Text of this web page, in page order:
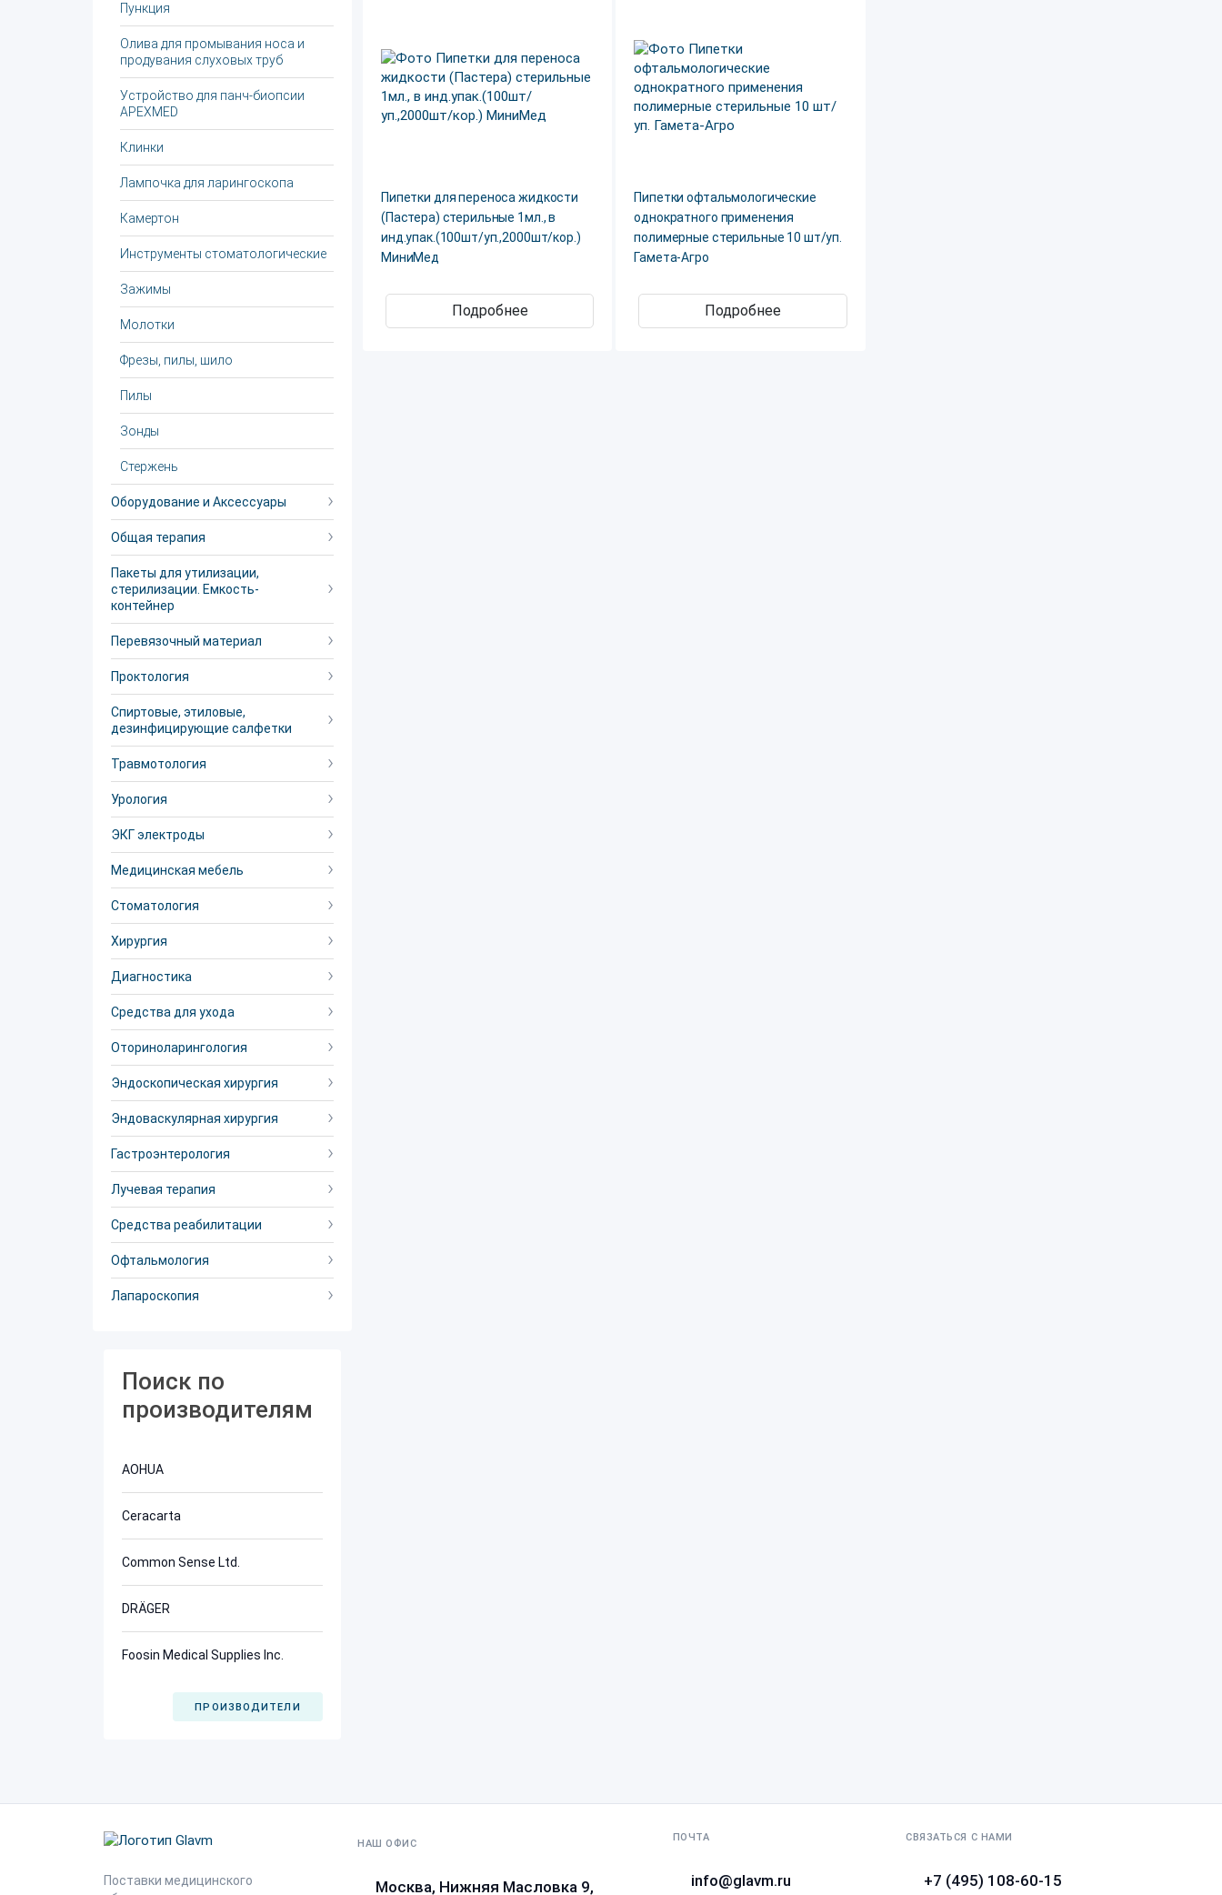
Пункция
Олива для промывания носа и
продувания слуховых труб
Устройство для панч-биопсии
APEXMED
Клинки
Лампочка для ларингоскопа
Камертон
Инструменты стоматологические
Зажимы
Молотки
Фрезы, пилы, шило
Пилы
Зонды
Стержень
Оборудование и Аксессуары
Общая терапия
Пакеты для утилизации,
стерилизации. Емкость-
контейнер
Перевязочный материал
Проктология
Спиртовые, этиловые,
дезинфицирующие салфетки
Травмотология
Урология
ЭКГ электроды
Медицинская мебель
Стоматология
Хирургия
Диагностика
Средства для ухода
Оториноларингология
Эндоскопическая хирургия
Эндоваскулярная хирургия
Гастроэнтерология
Лучевая терапия
Средства реабилитации
Офтальмология
Лапароскопия
Поиск по
производителям
AOHUA
Ceracarta
Common Sense Ltd.
DRÄGER
Foosin Medical Supplies Inc.
ПРОИЗВОДИТЕЛИ
Пипетки для переноса жидкости
(Пастера) стерильные 1мл., в
инд.упак.(100шт/уп.,2000шт/кор.)
МиниМед
Подробнее
Пипетки офтальмологические
однократного применения
полимерные стерильные 10 шт/уп.
Гамета-Агро
Подробнее
Поставки медицинского
НАШ ОФИС
Москва, Нижняя Масловка 9,
ПОЧТА
info@glavm.ru
СВЯЗАТЬСЯ С НАМИ
+7 (495) 108-60-15